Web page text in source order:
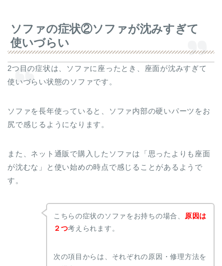
ソファの症状②ソファが沈みすぎて
使いづらい
2つ目の症状は、ソファに座ったとき、座面が沈みすぎて
使いづらい状態のソファです。
ソファを長年使っていると、ソファ内部の硬いパーツをお
尻で感じるようになります。
また、ネット通販で購入したソファは「思ったよりも座面
が沈むな」と使い始めの時点で感じることがあるようで
す。
こちらの症状のソファをお持ちの場合、 原因は
２つ考えられます。
次の項目からは、それぞれの原因・修理方法を